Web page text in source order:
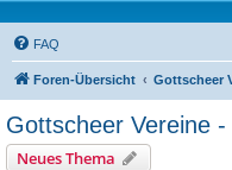
FAQ
Foren-Übersicht Gottscheer
Gottscheer Vereine
Neues Thema